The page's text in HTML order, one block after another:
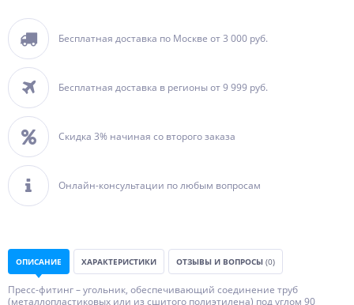
Бесплатная доставка по Москве от 3 000 руб.
Бесплатная доставка в регионы от 9 999 руб.
Скидка 3% начиная со второго заказа
Онлайн-консультации по любым вопросам
ОПИСАНИЕ ХАРАКТЕРИСТИКИ ОТЗЫВЫ И ВОПРОСЫ (0)
Пресс-фитинг – угольник, обеспечивающий соединение труб
(металлопластиковых или из сшитого полиэтилена) под углом 90